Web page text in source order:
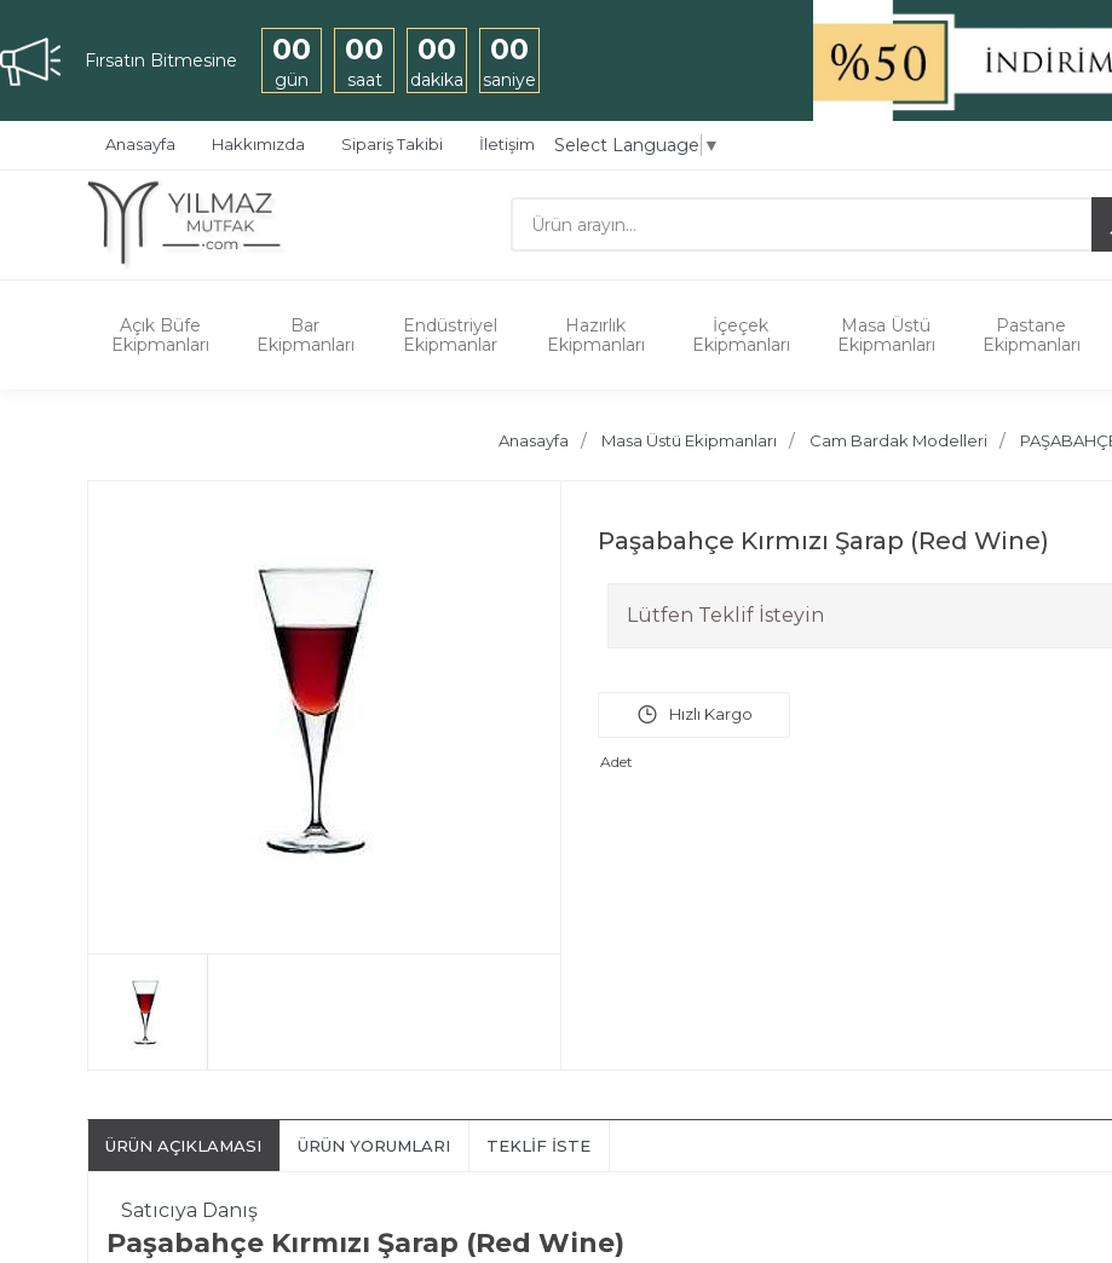
Fırsatın Bitmesine 00
gün
00
saat
00
dakika
00
saniye
Anasayfa Hakkımızda Sipariş Takibi İletişim Select Language ▼
Açık Büfe
Ekipmanları
Bar
Ekipmanları
Endüstriyel
Ekipmanlar
Hazırlık
Ekipmanları
İçeçek
Ekipmanları
Masa Üstü
Ekipmanları
Pastane
Ekipmanları
Anasayfa Masa Üstü Ekipmanları Cam Bardak Modelleri
Paşabahçe Kırmızı Şarap (Red Wine)
Lütfen Teklif İsteyin
Adet
ÜRÜN AÇIKLAMASI ÜRÜN YORUMLARI TEKLIF İSTE
Satıcıya Danış
Paşabahçe Kırmızı Şarap (Red Wine)